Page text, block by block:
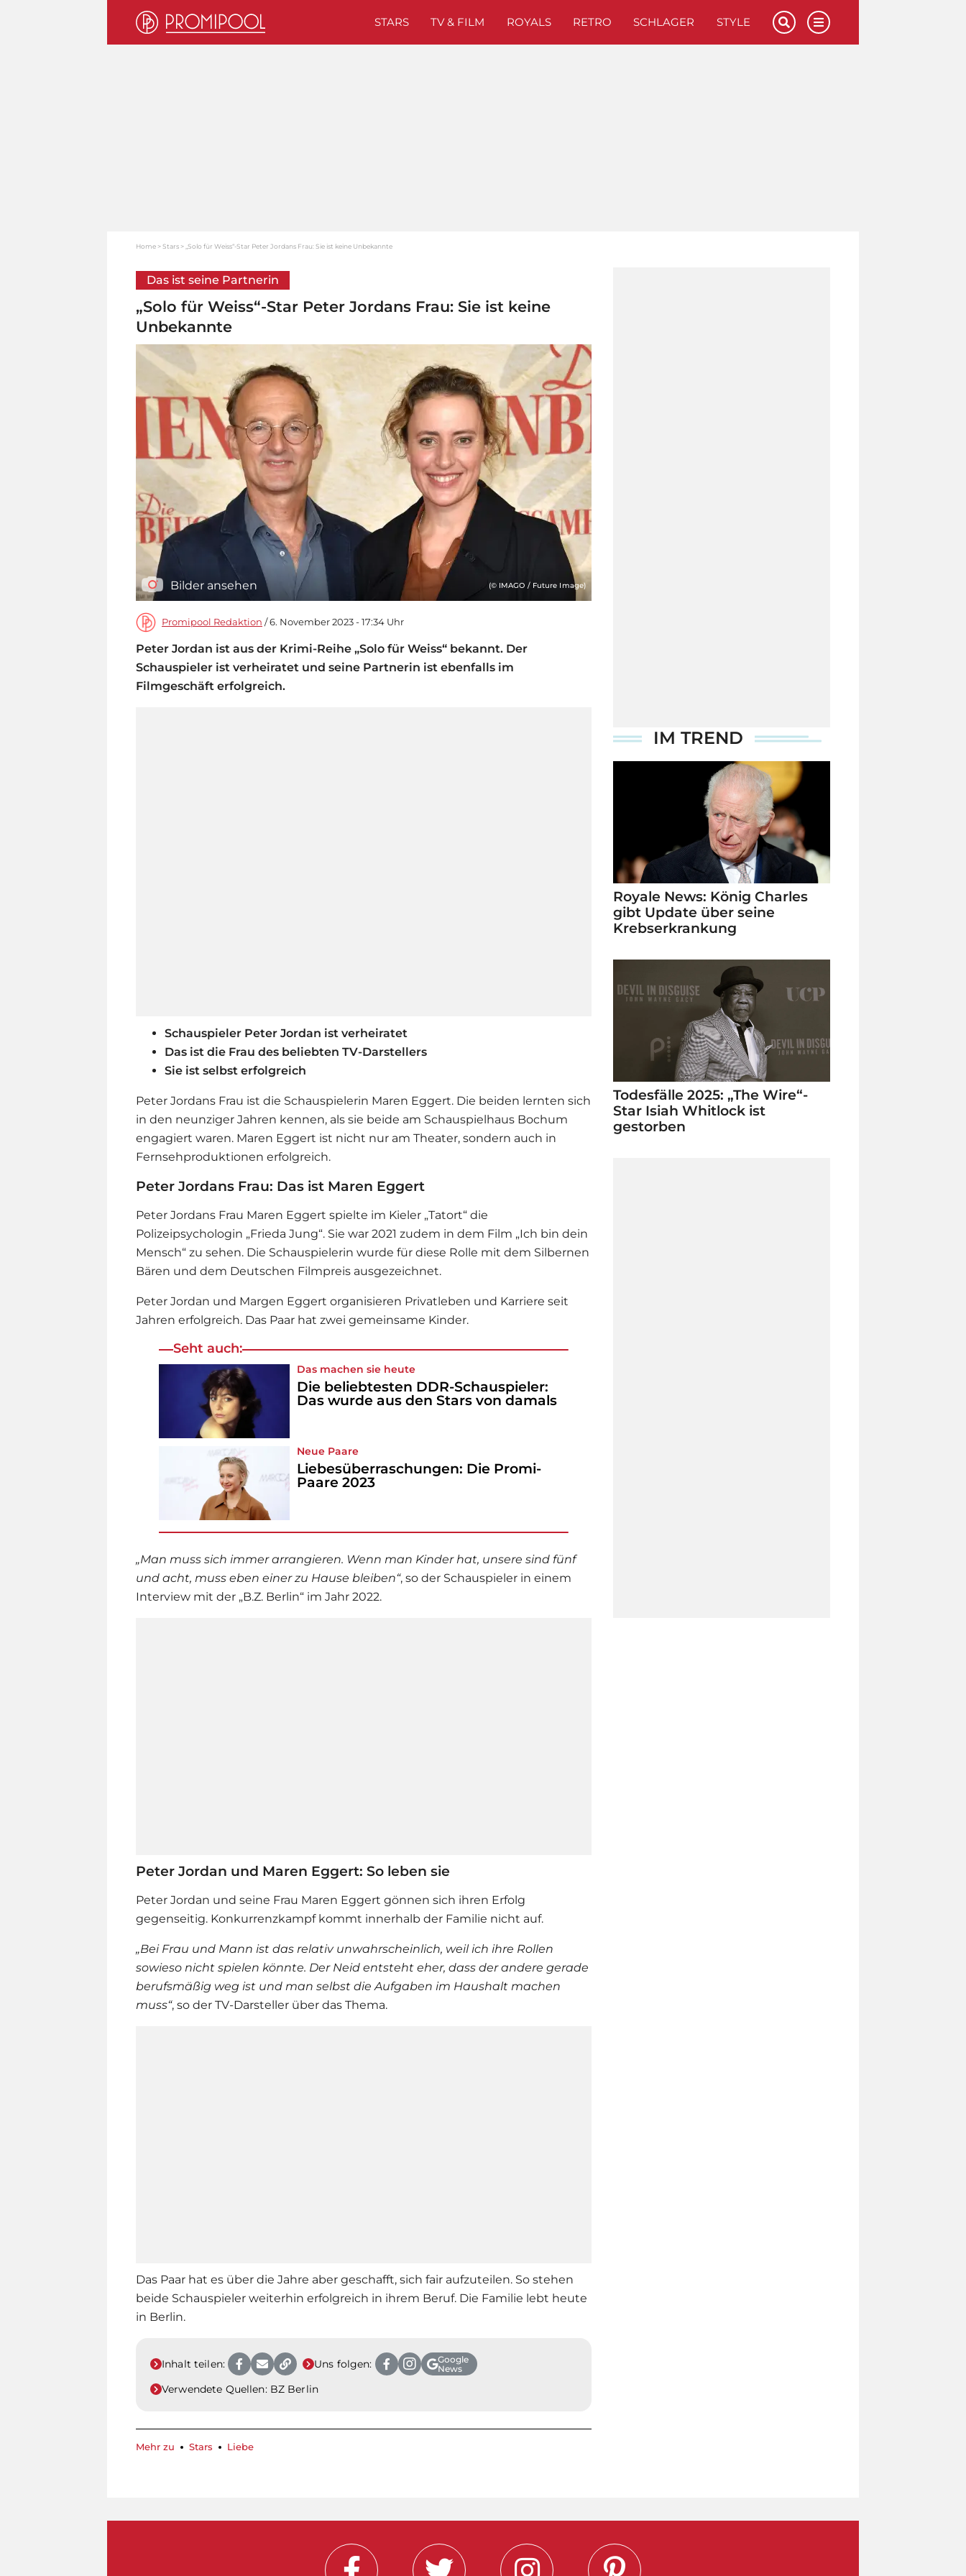
STARS TV & FILM ROYALS RETRO SCHLAGER STYLE
Home Stars „Solo für Weiss“-Star Peter Jordans Frau: Sie ist keine Unbekannte
Das ist seine Partnerin
„Solo für Weiss“-Star Peter Jordans Frau: Sie ist keine
Unbekannte
Bilder ansehen (© IMAGO / Future Image)
Promipool Redaktion / 6. November 2023 - 17:34 Uhr
Peter Jordan ist aus der Krimi-Reihe „Solo für Weiss“ bekannt. Der
Schauspieler ist verheiratet und seine Partnerin ist ebenfalls im
Filmgeschäft erfolgreich.
Schauspieler Peter Jordan ist verheiratet
Das ist die Frau des beliebten TV-Darstellers
Sie ist selbst erfolgreich
Peter Jordans Frau ist die Schauspielerin Maren Eggert. Die beiden lernten sich
in den neunziger Jahren kennen, als sie beide am Schauspielhaus Bochum
engagiert waren. Maren Eggert ist nicht nur am Theater, sondern auch in
Fernsehproduktionen erfolgreich.
Peter Jordans Frau: Das ist Maren Eggert
Peter Jordans Frau Maren Eggert spielte im Kieler „Tatort“ die
Polizeipsychologin „Frieda Jung“. Sie war 2021 zudem in dem Film „Ich bin dein
Mensch“ zu sehen. Die Schauspielerin wurde für diese Rolle mit dem Silbernen
Bären und dem Deutschen Filmpreis ausgezeichnet.
Peter Jordan und Margen Eggert organisieren Privatleben und Karriere seit
Jahren erfolgreich. Das Paar hat zwei gemeinsame Kinder.
Seht auch:
Das machen sie heute
Die beliebtesten DDR-Schauspieler:
Das wurde aus den Stars von damals
Neue Paare
Liebesüberraschungen: Die Promi-
Paare 2023
„Man muss sich immer arrangieren. Wenn man Kinder hat, unsere sind fünf
und acht, muss eben einer zu Hause bleiben“, so der Schauspieler in einem
Interview mit der „B.Z. Berlin“ im Jahr 2022.
Peter Jordan und Maren Eggert: So leben sie
Peter Jordan und seine Frau Maren Eggert gönnen sich ihren Erfolg
gegenseitig. Konkurrenzkampf kommt innerhalb der Familie nicht auf.
„Bei Frau und Mann ist das relativ unwahrscheinlich, weil ich ihre Rollen
sowieso nicht spielen könnte. Der Neid entsteht eher, dass der andere gerade
berufsmäßig weg ist und man selbst die Aufgaben im Haushalt machen
muss“, so der TV-Darsteller über das Thema.
Das Paar hat es über die Jahre aber geschafft, sich fair aufzuteilen. So stehen
beide Schauspieler weiterhin erfolgreich in ihrem Beruf. Die Familie lebt heute
in Berlin.
Inhalt teilen: Uns folgen:
Google
News
Verwendete Quellen: BZ Berlin
Mehr zu Stars Liebe
IM TREND
Royale News: König Charles
gibt Update über seine
Krebserkrankung
Todesfälle 2025: „The Wire“-
Star Isiah Whitlock ist
gestorben